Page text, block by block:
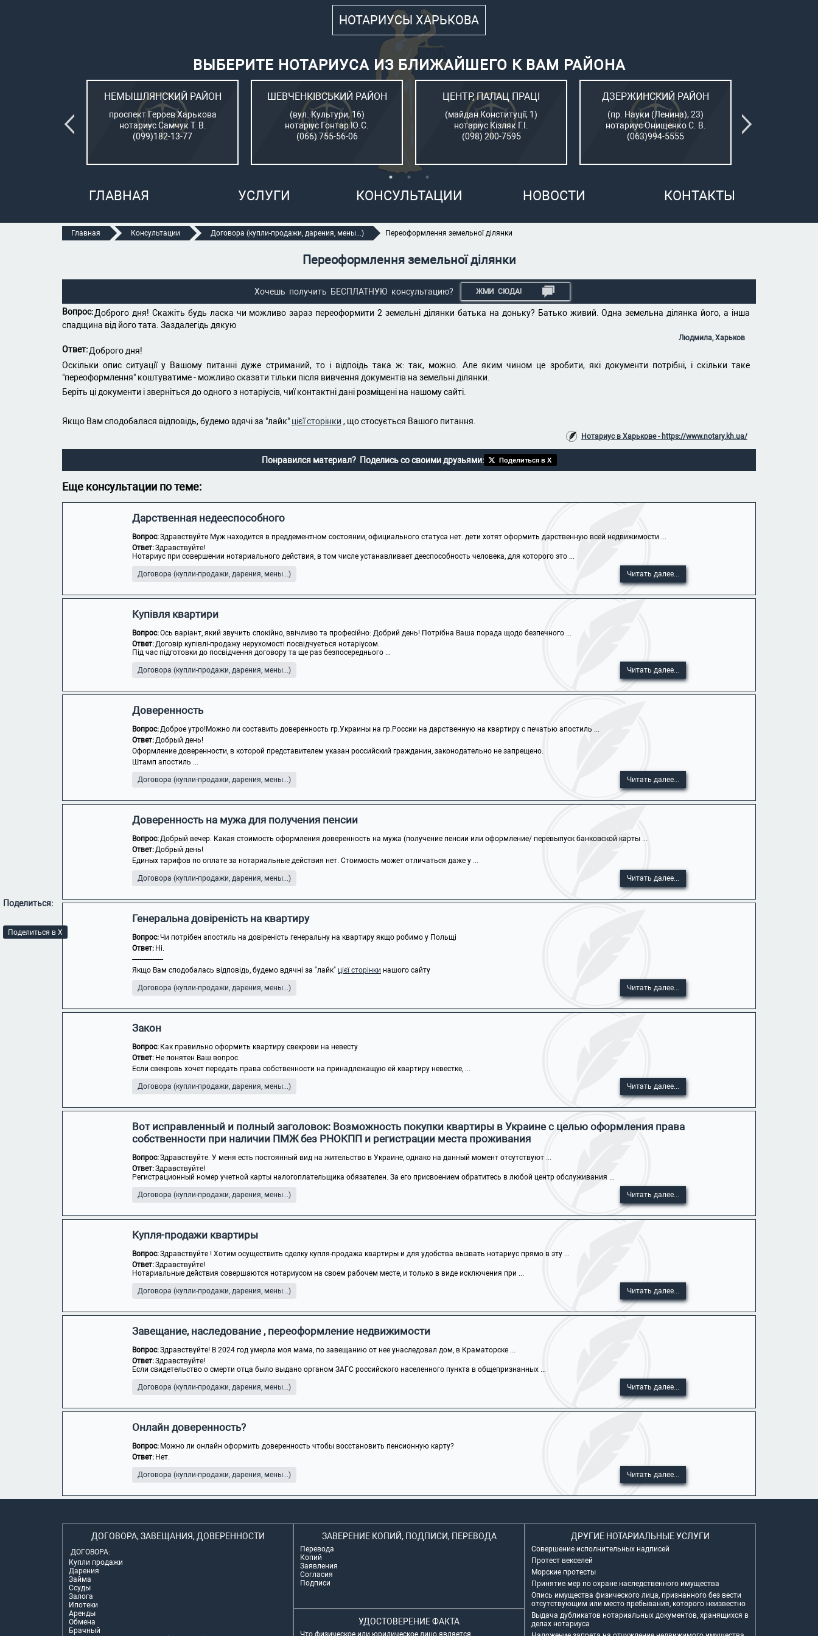
Поделиться:
Поделиться в X
НОТАРИУСЫ ХАРЬКОВА
ВЫБЕРИТЕ НОТАРИУСА ИЗ БЛИЖАЙШЕГО К ВАМ РАЙОНА
НЕМЫШЛЯНСКИЙ РАЙОН
проспект Героев Харькова
нотариус Самчук Т. В.
(099)182-13-77
ШЕВЧЕНКІВСЬКИЙ РАЙОН
(вул. Культури, 16)
нотаріус Гонтар Ю.С.
(066) 755-56-06
ЦЕНТР, ПАЛАЦ ПРАЦІ
(майдан Конституції, 1)
нотаріус Кізляк Г.І.
(098) 200-7595
ДЗЕРЖИНСКИЙ РАЙОН
(пр. Науки (Ленина), 23)
нотариус Онищенко С. В.
(063)994-5555
ГЛАВНАЯ УСЛУГИ КОНСУЛЬТАЦИИ НОВОСТИ КОНТАКТЫ
Главная Консультации Договора (купли-продажи, дарения, мены...) Переоформлення земельної ділянки
Переоформлення земельної ділянки
Хочешь получить БЕСПЛАТНУЮ консультацию? ЖМИ СЮДА!
Вопрос:Доброго дня! Скажіть будь ласка чи можливо зараз переоформити 2 земельні ділянки батька на доньку? Батько живий. Одна земельна ділянка його, а інша
спадщина від його тата. Заздалегідь дякую
Людмила, Харьков
Ответ:Доброго дня!
Оскільки опис ситуації у Вашому питанні дуже стриманий, то і відпоідь така ж: так, можно. Але яким чином це зробити, які документи потрібні, і скільки таке
"переоформлення" коштуватиме - можливо сказати тільки після вивчення документів на земельні ділянки.
Беріть ці документи і зверніться до одного з нотаріусів, чиї контактні дані розміщені на нашому сайті.
Якщо Вам сподобалася відповідь, будемо вдячі за "лайк" цієї сторінки , що стосується Вашого питання.
Нотариус в Харькове - https://www.notary.kh.ua/
Понравился материал? Поделись со своими друзьями: Поделиться в X
Еще консультации по теме:
Дарственная недееспособного
Вопрос:Здравствуйте Муж находится в преддементном состоянии, официального статуса нет. дети хотят оформить дарственную всей недвижимости ...
Ответ:Здравствуйте!
Нотариус при совершении нотариального действия, в том числе устанавливает дееспособность человека, для которого это ...
Договора (купли-продажи, дарения, мены...) Читать далее...
Купівля квартири
Вопрос:Ось варіант, який звучить спокійно, ввічливо та професійно: Добрий день! Потрібна Ваша порада щодо безпечного ...
Ответ:Договір купівлі-продажу нерухомості посвідчується нотаріусом.
Під час підготовки до посвідчення договору та ще раз безпосереднього ...
Договора (купли-продажи, дарения, мены...) Читать далее...
Доверенность
Вопрос:Доброе утро!Можно ли составить доверенность гр.Украины на гр.России на дарственную на квартиру с печатью апостиль ...
Ответ:Добрый день!
Оформление доверенности, в которой представителем указан российский гражданин, законодательно не запрещено.
Штамп апостиль ...
Договора (купли-продажи, дарения, мены...) Читать далее...
Доверенность на мужа для получения пенсии
Вопрос:Добрый вечер. Какая стоимость оформления доверенность на мужа (получение пенсии или оформление/ перевыпуск банковской карты ...
Ответ:Добрый день!
Единых тарифов по оплате за нотариальные действия нет. Стоимость может отличаться даже у ...
Договора (купли-продажи, дарения, мены...) Читать далее...
Генеральна довіреність на квартиру
Вопрос:Чи потрібен апостиль на довіреність генеральну на квартиру якщо робимо у Польщі
Ответ: Ні.
-----------------
Якщо Вам сподобалась відповідь, будемо вдячні за "лайк" цієї сторінки нашого сайту
Договора (купли-продажи, дарения, мены...) Читать далее...
Закон
Вопрос: Как правильно оформить квартиру свекрови на невесту
Ответ: Не понятен Ваш вопрос.
Если свекровь хочет передать права собственности на принадлежащую ей квартиру невестке, ...
Договора (купли-продажи, дарения, мены...) Читать далее...
Вот исправленный и полный заголовок: Возможность покупки квартиры в Украине с целью оформления права
собственности при наличии ПМЖ без РНОКПП и регистрации места проживания
Вопрос:Здравствуйте. У меня есть постоянный вид на жительство в Украине, однако на данный момент отсутствуют ...
Ответ:Здравствуйте!
Регистрационный номер учетной карты налогоплательщика обязателен. За его присвоением обратитесь в любой центр обслуживания ...
Договора (купли-продажи, дарения, мены...) Читать далее...
Купля-продажи квартиры
Вопрос:Здравствуйте ! Хотим осуществить сделку купля-продажа квартиры и для удобства вызвать нотариус прямо в эту ...
Ответ:Здравствуйте!
Нотариальные действия совершаются нотариусом на своем рабочем месте, и только в виде исключения при ...
Договора (купли-продажи, дарения, мены...) Читать далее...
Завещание, наследование , переоформление недвижимости
Вопрос:Здравствуйте! В 2024 год умерла моя мама, по завещанию от нее унаследовал дом, в Краматорске ...
Ответ:Здравствуйте!
Если свидетельство о смерти отца было выдано органом ЗАГС российского населенного пункта в общепризнанных ...
Договора (купли-продажи, дарения, мены...) Читать далее...
Онлайн доверенность?
Вопрос: Можно ли онлайн оформить доверенность чтобы восстановить пенсионную карту?
Ответ: Нет.
Договора (купли-продажи, дарения, мены...) Читать далее...
ДОГОВОРА, ЗАВЕЩАНИЯ, ДОВЕРЕННОСТИ
ДОГОВОРА:
Купли продажи
Дарения
Займа
Ссуды
Залога
Ипотеки
Аренды
Обмена
Брачный
ЗАВЕРЕНИЕ КОПИЙ, ПОДПИСИ, ПЕРЕВОДА
Перевода
Копий
Заявления
Согласия
Подписи
УДОСТОВЕРЕНИЕ ФАКТА
Что физическое или юридическое лицо является
ДРУГИЕ НОТАРИАЛЬНЫЕ УСЛУГИ
Совершение исполнительных надписей
Протест векселей
Морские протесты
Принятие мер по охране наследственного имущества
Опись имущества физического лица, признанного без вести
отсутствующим или место пребывания, которого неизвестно
Выдача дубликатов нотариальных документов, хранящихся в
делах нотариуса